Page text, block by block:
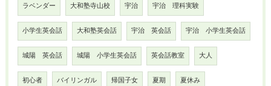
ラベンダー 大和塾寺山校 宇治 宇治 理科実験
小学生英会話 大和塾英会話 宇治 英会話 宇治 小学生英会話
城陽 英会話 城陽 小学生英会話 英会話教室 大人
初心者 バイリンガル 帰国子女 夏期 夏休み